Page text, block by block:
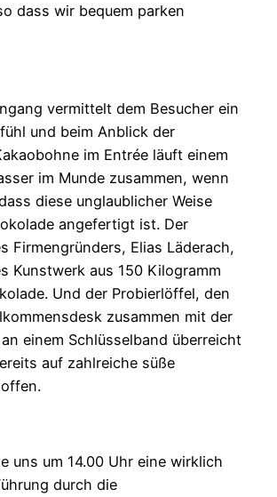
dass wir bequem parken
vermittelt dem Besucher ein
und beim Anblick der
im Entrée läuft einem
im Munde zusammen, wenn
diese unglaublicher Weise
angefertigt ist. Der
Firmengründers, Elias Läderach,
Kunstwerk aus 150 Kilogramm
Und der Probierlöffel, den
zusammen mit der
einem Schlüsselband überreicht
auf zahlreiche süße
uns um 14.00 Uhr eine wirklich
durch die